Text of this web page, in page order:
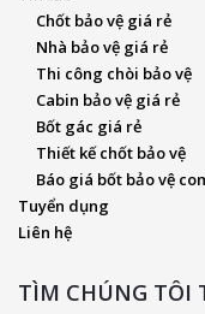
Chốt bảo vệ giá rẻ
Nhà bảo vệ giá rẻ
Thi công chòi bảo vệ
Cabin bảo vệ giá rẻ
Bốt gác giá rẻ
Thiết kế chốt bảo vệ
Báo giá bốt bảo vệ
Tuyển dụng
Liên hệ
TÌM CHÚNG TÔI